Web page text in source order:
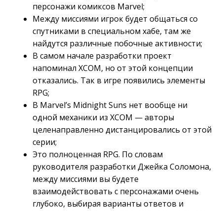
персонажи комиксов Marvel;
Между миссиями игрок будет общаться со
спутниками в специальном хабе, там же
найдутся различные побочные активности;
В самом начале разработки проект
напоминал XCOM, но от этой концепции
отказались. Так в игре появились элементы
RPG;
В Marvel’s Midnight Suns нет вообще ни
одной механики из XCOM — авторы
целенаправленно дистанцировались от этой
серии;
Это полноценная RPG. По словам
руководителя разработки Джейка Соломона,
между миссиями вы будете
взаимодействовать с персонажами очень
глубоко, выбирая варианты ответов и